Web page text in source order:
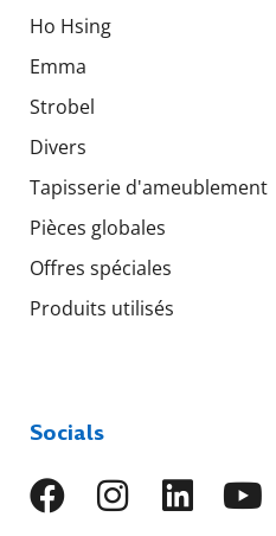
Ho Hsing
Emma
Strobel
Divers
Tapisserie d'ameublement
Pièces globales
Offres spéciales
Produits utilisés
Socials